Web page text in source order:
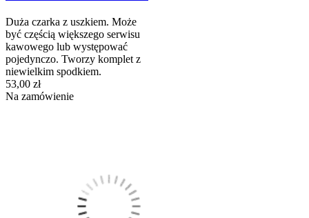
Duża czarka z uszkiem. Może
być częścią większego serwisu
kawowego lub występować
pojedynczo. Tworzy komplet z
niewielkim spodkiem.
53,00 zł
Na zamówienie